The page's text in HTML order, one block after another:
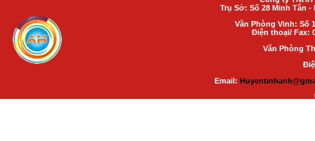
Trụ Sở: Số 28 Minh Tân
Văn Phòng Vinh: Số
Điện thoại/ Fax:
Văn Phòng
Email: